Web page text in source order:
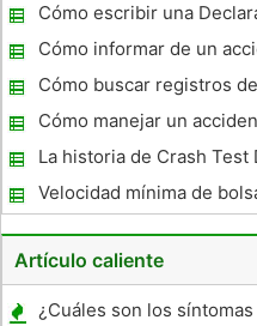
Massachusetts
Cómo escribir una
Accidentes de Tránsito
Cómo informar de un
Cómo buscar registros
informes de accidentes
Cómo manejar un
La historia de Crash Test
Velocidad mínima de
función
Artículo caliente
¿Cuáles son los